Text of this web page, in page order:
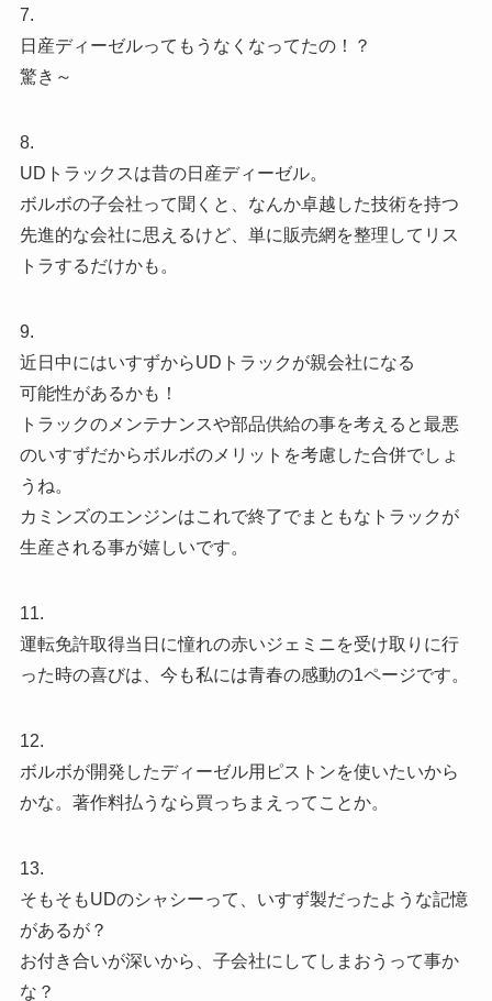
7.
日産ディーゼルってもうなくなってたの！？
驚き～
8.
UDトラックスは昔の日産ディーゼル。
ボルボの子会社って聞くと、なんか卓越した技術を持つ
先進的な会社に思えるけど、単に販売網を整理してリス
トラするだけかも。
9.
近日中にはいすずからUDトラックが親会社になる
可能性があるかも！
トラックのメンテナンスや部品供給の事を考えると最悪
のいすずだからボルボのメリットを考慮した合併でしょ
うね。
カミンズのエンジンはこれで終了でまともなトラックが
生産される事が嬉しいです。
11.
運転免許取得当日に憧れの赤いジェミニを受け取りに行
った時の喜びは、今も私には青春の感動の1ページです。
12.
ボルボが開発したディーゼル用ピストンを使いたいから
かな。著作料払うなら買っちまえってことか。
13.
そもそもUDのシャシーって、いすず製だったような記憶
があるが？
お付き合いが深いから、子会社にしてしまおうって事か
な？